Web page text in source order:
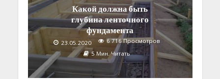
Какой должна быть
глубина ленточного
фундамента
23.05.2020
6 716 Просмотров
5 Мин. Читать